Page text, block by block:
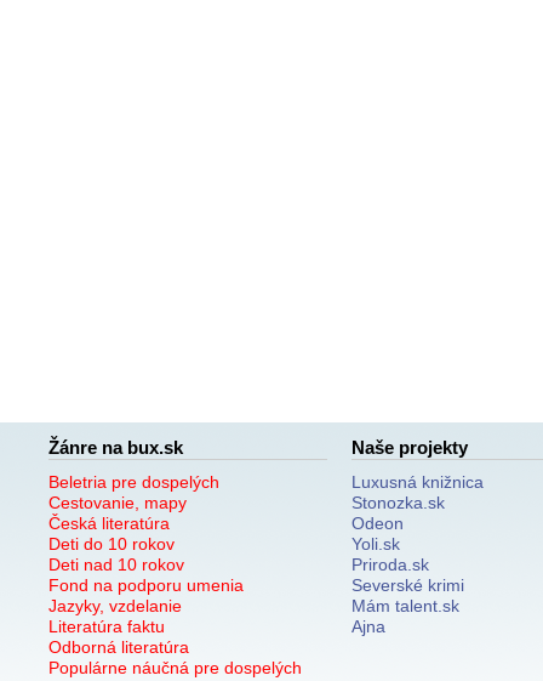
Žánre na bux.sk
Beletria pre dospelých
Cestovanie, mapy
Česká literatúra
Deti do 10 rokov
Deti nad 10 rokov
Fond na podporu umenia
Jazyky, vzdelanie
Literatúra faktu
Odborná literatúra
Populárne náučná pre dospelých
Naše projekty
Luxusná knižnica
Stonozka.sk
Odeon
Yoli.sk
Priroda.sk
Severské krimi
Mám talent.sk
Ajna